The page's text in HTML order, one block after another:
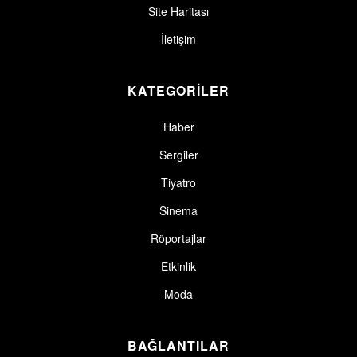
Site Haritası
İletişim
KATEGORİLER
Haber
Sergiler
Tiyatro
Sinema
Röportajlar
Etkinlik
Moda
BAĞLANTILAR